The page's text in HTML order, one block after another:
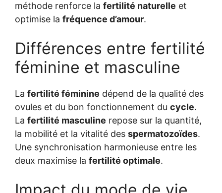
méthode renforce la fertilité naturelle et
optimise la fréquence d’amour.
Différences entre fertilité
féminine et masculine
La fertilité féminine dépend de la qualité des
ovules et du bon fonctionnement du cycle.
La fertilité masculine repose sur la quantité,
la mobilité et la vitalité des spermatozoïdes.
Une synchronisation harmonieuse entre les
deux maximise la fertilité optimale.